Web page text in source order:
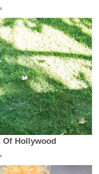
Of Hollywood